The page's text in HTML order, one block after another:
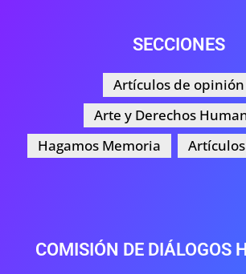
SECCIONES
Artículos de opinión
Arte y Derechos
Hagamos Memoria
Artículos
COMISIÓN DE DIÁLOGOS